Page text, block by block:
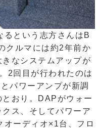
るという志方さんはB
クルマには約2年前か
なシステムアップが
2回目が行われたのは
パワーアンプが新調
おり。DAPがウォー
ス、そしてパワーア
オーディオ×1台、フロ